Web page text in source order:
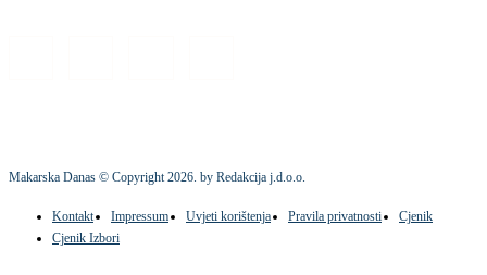
Makarska Danas © Copyright2026. by Redakcija j.d.o.o.
Kontakt Impressum Uvjeti korištenja Pravila privatnosti
Cjenik
Cjenik Izbori